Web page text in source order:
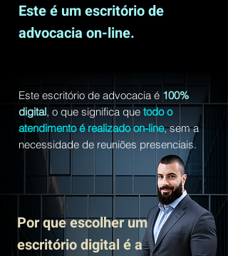
Este é um escritório de
advocacia on-line.
Este escritório de advocacia é 100%
digital, o que significa quetodo o
atendimento é realizado on-line, sem a
necessidade de reuniões presenciais.
Por que escolher um
escritório digital é a